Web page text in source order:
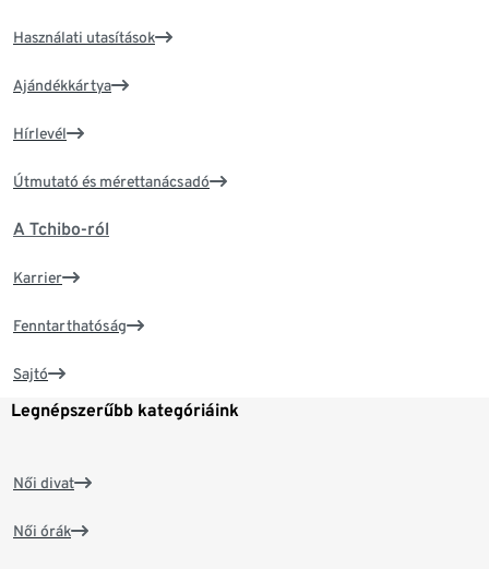
Használati utasítások
Ajándékkártya
Hírlevél
Útmutató és mérettanácsadó
A Tchibo-ról
Karrier
Fenntarthatóság
Sajtó
Legnépszerűbb kategóriáink
Női divat
Női órák